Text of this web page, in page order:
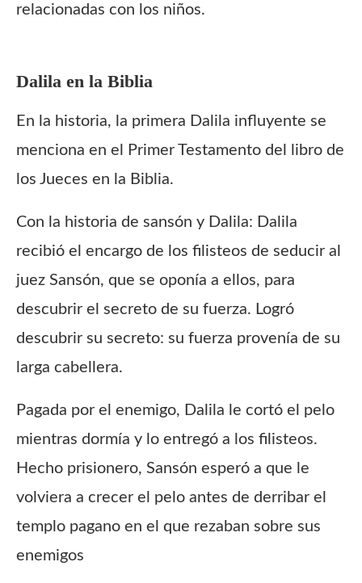
relacionadas con los niños.
Dalila en la Biblia
En la historia, la primera Dalila influyente se
menciona en el Primer Testamento del libro de
los Jueces en la Biblia.
Con la historia de sansón y Dalila: Dalila
recibió el encargo de los filisteos de seducir al
juez Sansón, que se oponía a ellos, para
descubrir el secreto de su fuerza. Logró
descubrir su secreto: su fuerza provenía de su
larga cabellera.
Pagada por el enemigo, Dalila le cortó el pelo
mientras dormía y lo entregó a los filisteos.
Hecho prisionero, Sansón esperó a que le
volviera a crecer el pelo antes de derribar el
templo pagano en el que rezaban sobre sus
enemigos